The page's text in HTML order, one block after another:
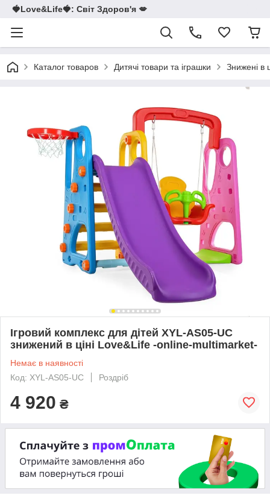
🍓Love&Life🍓: Світ Здоров'я 💋
Каталог товаров Дитячі товари та іграшки Знижені в
Ігровий комплекс для дітей XYL-AS05-UC
знижений в ціні Love&Life -online-multimarket-
Немає в наявності
Код: XYL-AS05-UC
Роздріб
4 920 ₴